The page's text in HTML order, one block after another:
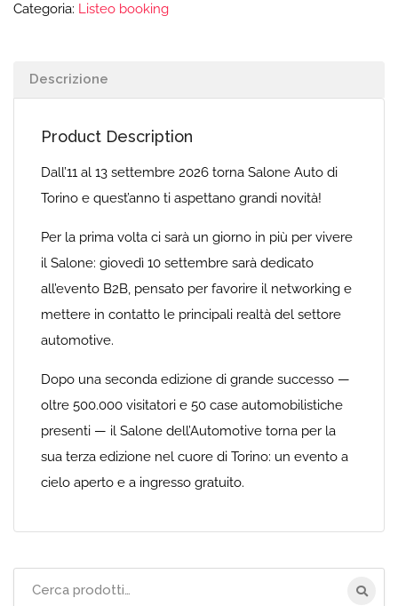
Categoria: Listeo booking
Descrizione
Product Description
Dall’11 al 13 settembre 2026 torna Salone Auto di
Torino e quest’anno ti aspettano grandi novità!
Per la prima volta ci sarà un giorno in più per vivere
il Salone: giovedì 10 settembre sarà dedicato
all’evento B2B, pensato per favorire il networking e
mettere in contatto le principali realtà del settore
automotive.
Dopo una seconda edizione di grande successo —
oltre 500.000 visitatori e 50 case automobilistiche
presenti — il Salone dell’Automotive torna per la
sua terza edizione nel cuore di Torino: un evento a
cielo aperto e a ingresso gratuito.